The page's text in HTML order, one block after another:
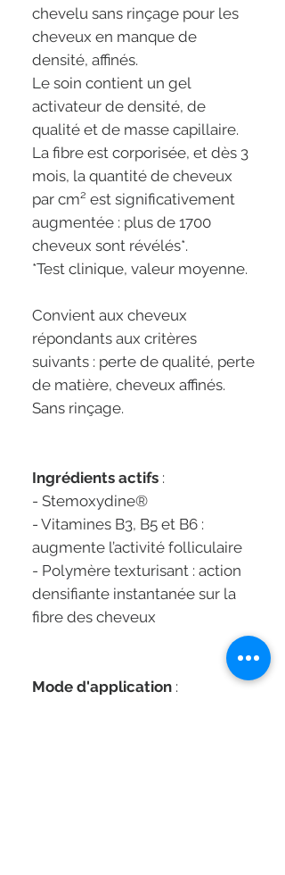
chevelu sans rinçage pour les
cheveux en manque de
densité, affinés.
Le soin contient un gel
activateur de densité, de
qualité et de masse capillaire.
La fibre est corporisée, et dès 3
mois, la quantité de cheveux
par cm² est significativement
augmentée : plus de 1700
cheveux sont révélés*.
*Test clinique, valeur moyenne.
Convient aux cheveux
répondants aux critères
suivants : perte de qualité, perte
de matière, cheveux affinés.
Sans rinçage.
Ingrédients actifs :
- Stemoxydine®
- Vitamines B3, B5 et B6 :
augmente l’activité folliculaire
- Polymère texturisant : action
densifiante instantanée sur la
fibre des cheveux
Mode d'application :